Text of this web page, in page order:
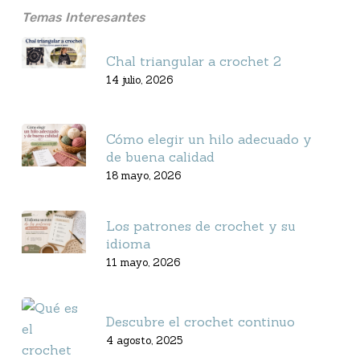
Temas Interesantes
Chal triangular a crochet 2
14 julio, 2026
Cómo elegir un hilo adecuado y
de buena calidad
18 mayo, 2026
Los patrones de crochet y su
idioma
11 mayo, 2026
Descubre el crochet continuo
4 agosto, 2025